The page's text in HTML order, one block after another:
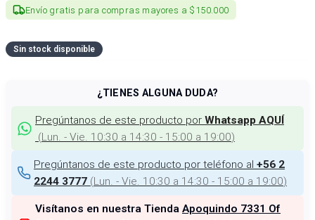
Envío gratis para compras mayores a $150.000
Sin stock disponible
¿TIENES ALGUNA DUDA?
Pregúntanos de este producto por Whatsapp AQUÍ
(Lun. - Vie. 10:30 a 14:30 - 15:00 a 19:00)
Pregúntanos de este producto por teléfono al +56 2
2244 3777 (Lun. - Vie. 10:30 a 14:30 - 15:00 a 19:00)
Visítanos en nuestra Tienda Apoquindo 7331 Of